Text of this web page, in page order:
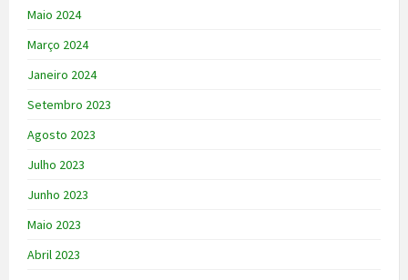
Maio 2024
Março 2024
Janeiro 2024
Setembro 2023
Agosto 2023
Julho 2023
Junho 2023
Maio 2023
Abril 2023